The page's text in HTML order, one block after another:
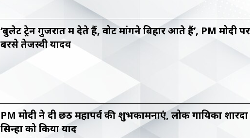
‘बुलेट ट्रेन गुजरात में देते हैं, वोट मांगने बिहार आते हैं’, PM मोदी पर
बरसे तेजस्वी यादव
PM मोदी ने दी छठ महापर्व की शुभकामनाएं, लोक गायिका शारदा
सिन्हा को किया याद